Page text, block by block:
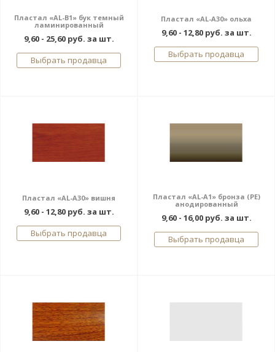
Пластал «AL-В1» бук темный
ламинированный
9,60 - 25,60 руб. за шт.
Выбрать продавца
Пластал «AL-A30» ольха
9,60 - 12,80 руб. за шт.
Выбрать продавца
Пластал «AL-A30» вишня
9,60 - 12,80 руб. за шт.
Выбрать продавца
Пластал «AL-A1» бронза (PE)
анодированный
9,60 - 16,00 руб. за шт.
Выбрать продавца